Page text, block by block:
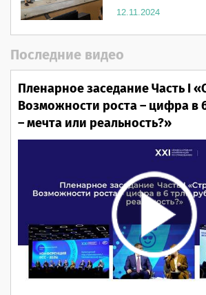
12.11.2024
Последние видео
Пленарное заседание Часть I
Возможности роста – цифра в
– мечта или реальность?»